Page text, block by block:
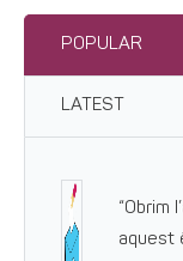
POPULAR
LATEST
“Obrim
aquest